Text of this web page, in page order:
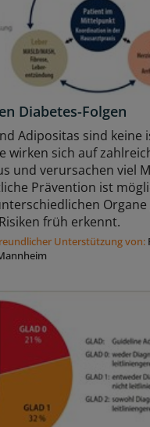
Diabetes-Folgen
Adipositas sind keine
wirken sich auf
und verursachen viel
Prävention ist
früh erkennt.
Unterstützung von: